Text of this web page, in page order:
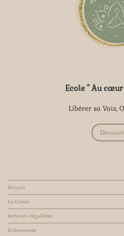
Ecole " Au cœur
Libérer sa Voix,
Accueil
Le Centre
Activités régulières
Evénements